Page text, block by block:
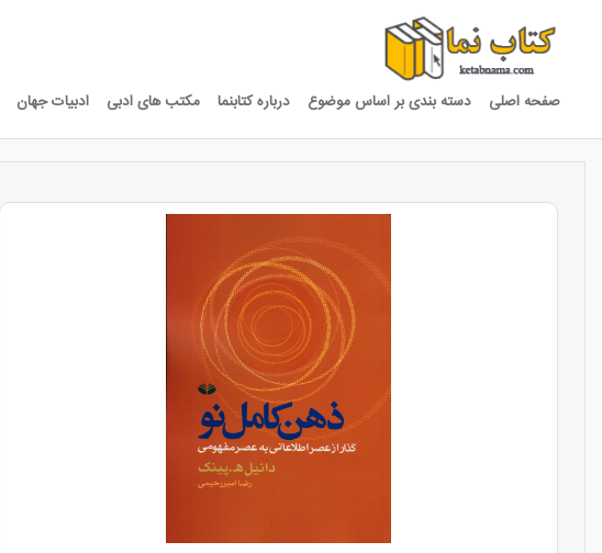
صفحه اصلی دسته بندی بر اساس موضوع درباره کتابنما مکتب های ادبی ادبیات جهان